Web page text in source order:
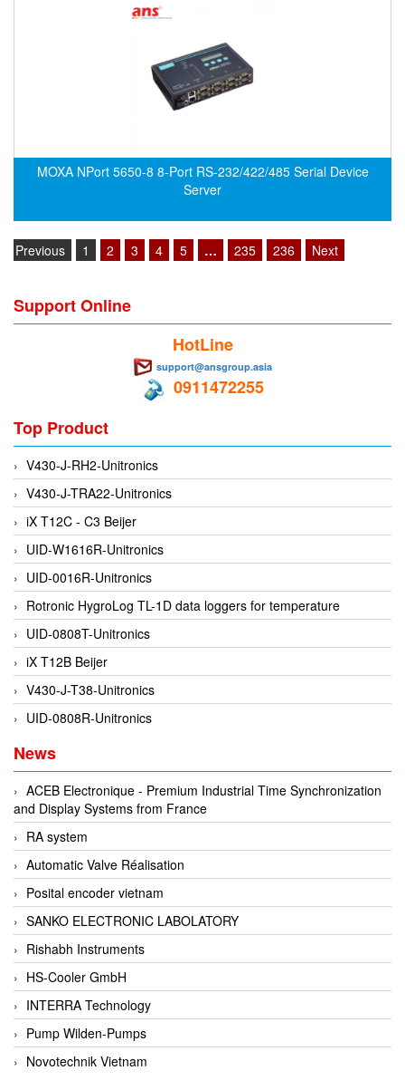
Exide Technologies Vietnam
FAIRCHILD
FDM/ F.lli Della Marca Srl
FEIN
FESTO
FineTek
Finna Sensors Vietnam
Fireye
Fischer
Fisher
FISO Vietnam
FLENDER
Flexaust
Flexim
FLIR
FLOMAG
flotron
Flow Force/ Super Green Power-Tech
Floweserve/PMV
Flowline
Flow-Mon
Flowserve
Fluke Process Instruments Vietnam
FMS Vietnam
FOKO / Wintriss
Fomotech Vietnam
Forbes Marshall
FORNEY
MOXA NPort 5650-8 8-Port RS-232/422/485 Serial Device
Server
Previous 1 2 3 4 5 … 235 236 Next
Support Online
HotLine
support@ansgroup.asia
0911472255
Top Product
V430-J-RH2-Unitronics
V430-J-TRA22-Unitronics
iX T12C - C3 Beijer
UID-W1616R-Unitronics
UID-0016R-Unitronics
Rotronic HygroLog TL-1D data loggers for temperature
UID-0808T-Unitronics
iX T12B Beijer
V430-J-T38-Unitronics
UID-0808R-Unitronics
News
ACEB Electronique - Premium Industrial Time Synchronization
and Display Systems from France
RA system
Automatic Valve Réalisation
Posital encoder vietnam
SANKO ELECTRONIC LABOLATORY
Rishabh Instruments
HS-Cooler GmbH
INTERRA Technology
Pump Wilden-Pumps
Novotechnik Vietnam